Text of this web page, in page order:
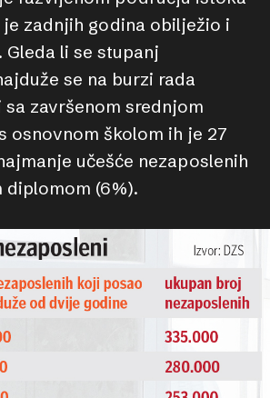
zadnjih godina obilježio i
li se stupanj
se na burzi rada
završenom srednjom
osnovnom školom ih je 27
učešće nezaposlenih
(6%).